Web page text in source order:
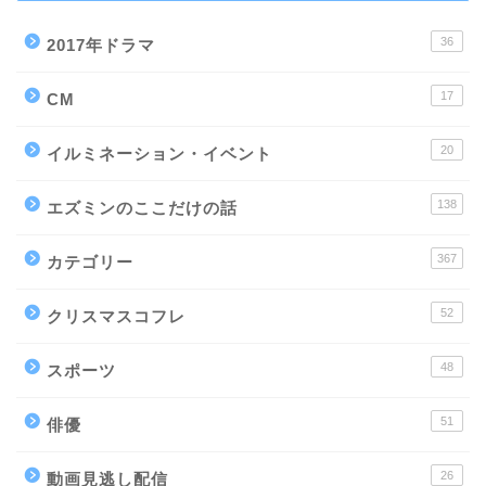
2017年ドラマ 36
CM 17
イルミネーション・イベント 20
エズミンのここだけの話 138
カテゴリー 367
クリスマスコフレ 52
スポーツ 48
俳優 51
動画見逃し配信 26